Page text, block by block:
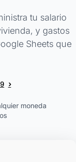
tu salario
y gastos
Sheets que
›
moneda